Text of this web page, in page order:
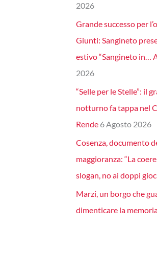
2026
Grande successo per
Giunti: Sangineto
estivo “Sangineto in…
2026
“Selle per le Stelle”: il
notturno fa tappa nel
Rende 6 Agosto 2026
Cosenza, documento
maggioranza: “La
slogan, no ai doppi
Marzi, un borgo che
dimenticare la